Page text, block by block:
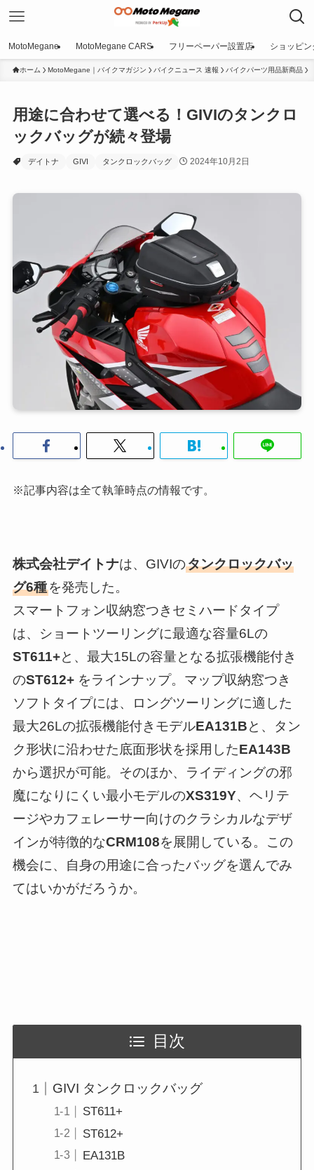
MotoMegane MotoMegane CARS フリーペーパー設置店 ショッピン
ホーム MotoMegane｜バイクマガジン バイクニュース 速報 バイクパーツ用品新商品
用途に合わせて選べる！GIVIのタンクロ
ックバッグが続々登場
デイトナ GIVI タンクロックバッグ 2024年10月2日
※記事内容は全て執筆時点の情報です。
株式会社デイトナは、GIVIのタンクロックバッ
グ6種を発売した。
スマートフォン収納窓つきセミハードタイプ
は、ショートツーリングに最適な容量6Lの
ST611+と、最大15Lの容量となる拡張機能付き
のST612+ をラインナップ。マップ収納窓つき
ソフトタイプには、ロングツーリングに適した
最大26Lの拡張機能付きモデルEA131Bと、タン
ク形状に沿わせた底面形状を採用したEA143B
から選択が可能。そのほか、ライディングの邪
魔になりにくい最小モデルのXS319Y、ヘリテ
ージやカフェレーサー向けのクラシカルなデザ
インが特徴的なCRM108を展開している。この
機会に、自身の用途に合ったバッグを選んでみ
てはいかがだろうか。
目次
GIVI タンクロックバッグ
ST611+
ST612+
EA131B